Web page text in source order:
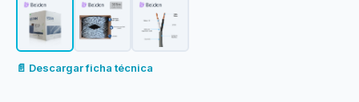
📄 Descargar ficha técnica